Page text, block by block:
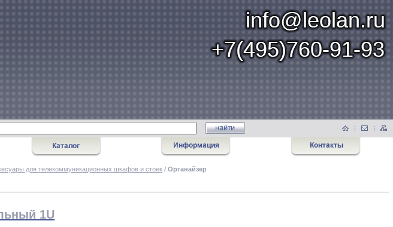
для телекоммуникационных шкафов и cтоек / Органайзер
1U